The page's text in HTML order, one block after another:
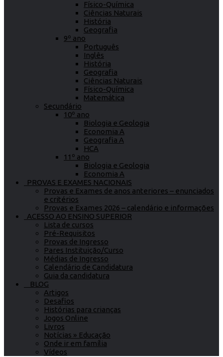
Físico-Química
Ciências Naturais
História
Geografia
9º ano
Português
Inglês
História
Geografia
Ciências Naturais
Físico-Química
Matemática
Secundário
10º ano
Biologia e Geologia
Economia A
Geografia A
HCA
11º ano
Biologia e Geologia
Economia A
PROVAS E EXAMES NACIONAIS
Provas e Exames de anos anteriores – enunciados
e critérios
Provas e Exames 2026 – calendário e informações
ACESSO AO ENSINO SUPERIOR
Lista de cursos
Pré-Requisitos
Provas de Ingresso
Pares Instituição/Curso
Médias de Ingresso
Calendário de Candidatura
Guia da candidatura
BLOG
Artigos
Desafios
Histórias para crianças
Jogos Online
Livros
Notícias » Educação
Onde ir em família
Vídeos